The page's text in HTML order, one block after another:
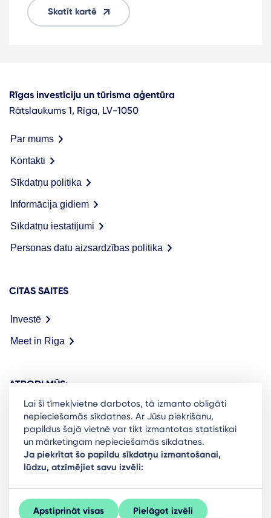
Skatīt kartē
Rīgas investīciju un tūrisma aģentūra
Rātslaukums 1, Rīga, LV-1050
Par mums
Kontakti
Sīkdatņu politika
Informācija gidiem
Sīkdatņu iestatījumi
Personas datu aizsardzības politika
CITAS SAITES
Investē
Meet in Riga
ATRODI MŪS:
Ready to stay in the loop on Rigas business
community? Subscribe to our newsletter.
Sign Up
Lai šī tīmekļvietne darbotos, tā izmanto obligāti
nepieciešamās sīkdatnes. Ar Jūsu piekrišanu,
papildus šajā vietnē var tikt izmantotas statistikai
un mārketingam nepieciešamās sīkdatnes.
Ja piekrītat šo papildu sīkdatņu izmantošanai,
lūdzu, atzīmējiet savu izvēli:
Apstiprināt visas Pielāgot izvēli